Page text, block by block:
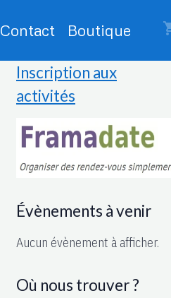
Contact Boutique
Inscription aux
activités
Évènements à venir
Aucun évènement à afficher.
Où nous trouver ?